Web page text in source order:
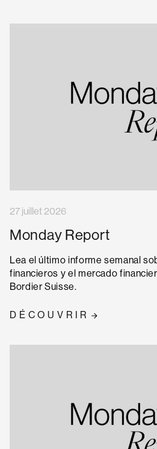
27 juillet 2026
Monday Report
Lea el último informe semanal
financieros y el mercado
Bordier Suisse.
DÉCOUVRIR